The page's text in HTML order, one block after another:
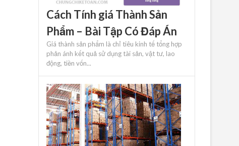
Cách Tính giá Thành Sản
Phẩm – Bài Tập Có Đáp Án
Giá thành sản phẩm là chỉ tiêu kinh tế tổng hợp
phản ánh kết quả sử dụng tài sản, vật tư, lao
động, tiền vốn...